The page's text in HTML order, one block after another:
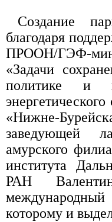
Создание
благодаря
ПРООН/ГЭФ-
«Задачи
политике и
«Нижне-
заведующей
амурского
института
РАН
которому и